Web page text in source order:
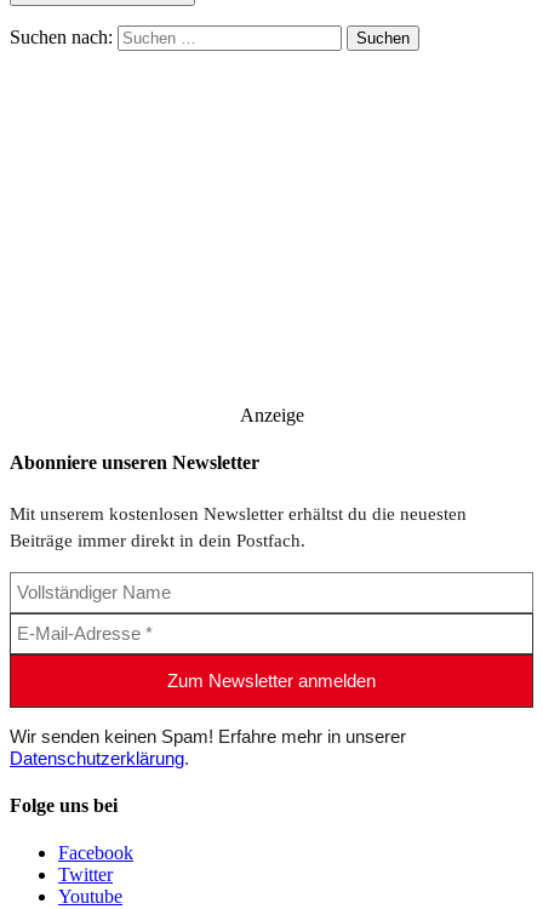
Suchen nach:
Anzeige
Abonniere unseren Newsletter
Mit unserem kostenlosen Newsletter erhältst du die neuesten
Beiträge immer direkt in dein Postfach.
Wir senden keinen Spam! Erfahre mehr in unserer
Datenschutzerklärung.
Folge uns bei
Facebook
Twitter
Youtube